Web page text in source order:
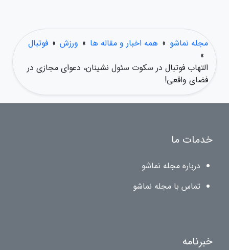
مجله نماشو » همه اخبار و مقاله ها » ورزش » فوتبال
»
التهاب فوتبال در سکوت سئول نشینان، دعوای مجازی در
فضای واقعی!
خدمات ما
درباره مجله نماشو
تماس با مجله نماشو
خبرنامه